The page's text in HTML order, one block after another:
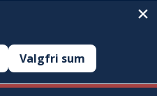
Valgfri sum